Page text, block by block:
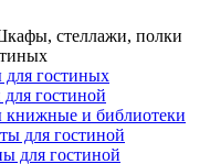
стеллажи, полки
гостиных
гостиной
и библиотеки
для гостиной
для гостиной